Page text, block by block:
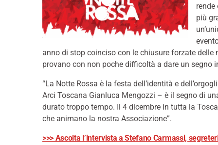
più
anno di stop coinciso con le chiusure forzate
provano con non poche difficoltà a dare un segno
“La Notte Rossa è la festa dell’identità e
Arci Toscana Gianluca Mengozzi – è il segno di
durato troppo tempo. Il 4 dicembre in tutta la
che animano la nostra Associazione”.
>>> Ascolta l’intervista a Stefano Carmassi,